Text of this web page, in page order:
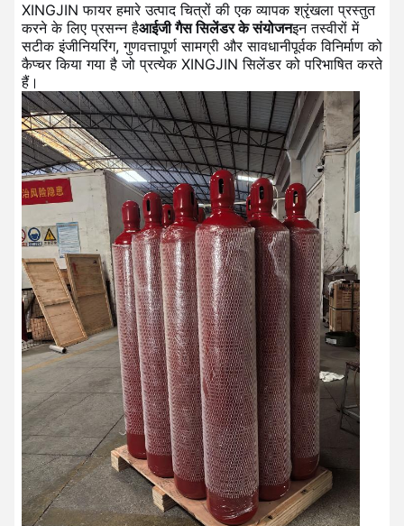
XINGJIN फायर हमारे उत्पाद चित्रों की एक व्यापक श्रृंखला प्रस्तुत
करने के लिए प्रसन्न हैआईजी गैस सिलेंडर के संयोजनइन तस्वीरों में
सटीक इंजीनियरिंग, गुणवत्तापूर्ण सामग्री और सावधानीपूर्वक विनिर्माण को
कैप्चर किया गया है जो प्रत्येक XINGJIN सिलेंडर को परिभाषित करते
हैं।